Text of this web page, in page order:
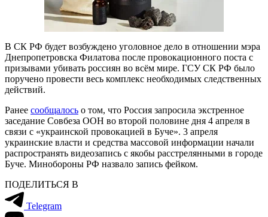
В СК РФ будет возбуждено уголовное дело в отношении мэра
Днепропетровска Филатова после провокационного поста с
призывами убивать россиян во всём мире. ГСУ СК РФ было
поручено провести весь комплекс необходимых следственных
действий.
Ранее сообщалось о том, что Россия запросила экстренное
заседание Совбеза ООН во второй половине дня 4 апреля в
связи с «украинской провокацией в Буче». 3 апреля
украинские власти и средства массовой информации начали
распространять видеозапись с якобы расстрелянными в городе
Буче. Минобороны РФ назвало запись фейком.
ПОДЕЛИТЬСЯ В
Telegram